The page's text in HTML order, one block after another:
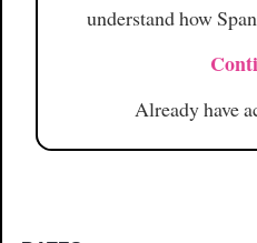
understand how
Already have